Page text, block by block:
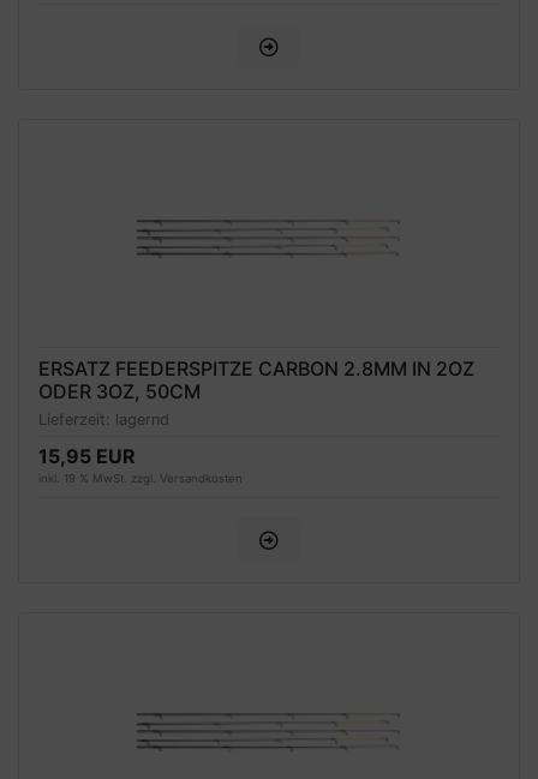
ERSATZ FEEDERSPITZE CARBON 2.8MM IN 2OZ
ODER 3OZ, 50CM
Lieferzeit: lagernd
15,95 EUR
inkl. 19 % MwSt. zzgl. Versandkosten